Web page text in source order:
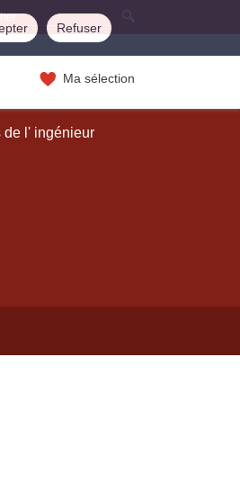
Refuser
Ma sélection
de l' ingénieur